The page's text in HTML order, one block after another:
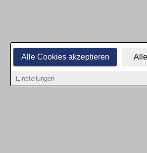
Alle Cookies akzeptieren
Einstellungen